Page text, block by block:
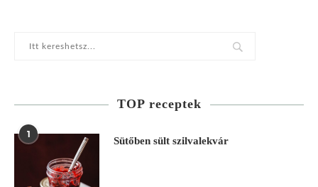
TOP receptek
1
Sütőben sült szilvalekvár